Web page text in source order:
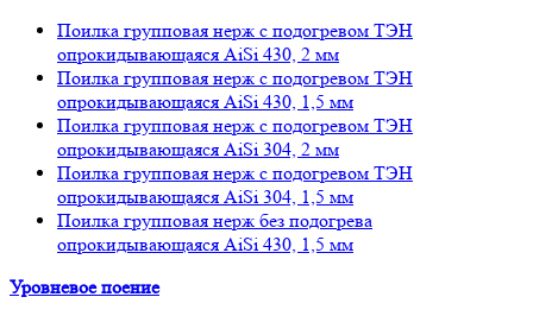
Поилка групповая нерж с подогревом ТЭН
опрокидывающаяся AiSi 430, 2 мм
Поилка групповая нерж с подогревом ТЭН
опрокидывающаяся AiSi 430, 1,5 мм
Поилка групповая нерж с подогревом ТЭН
опрокидывающаяся AiSi 304, 2 мм
Поилка групповая нерж с подогревом ТЭН
опрокидывающаяся AiSi 304, 1,5 мм
Поилка групповая нерж без подогрева
опрокидывающаяся AiSi 430, 1,5 мм
Уровневое поение